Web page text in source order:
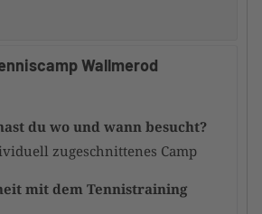
sowohl vor als auch nach dem
ingsinhalte waren vorher
wieder.
Tennisanlage
Wallmerod
du wo und wann besucht?
zugeschnittenes Camp
mit dem Tennistraining